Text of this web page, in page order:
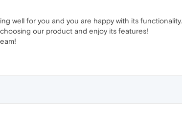
well for you and you are happy with its
our product and enjoy its features!